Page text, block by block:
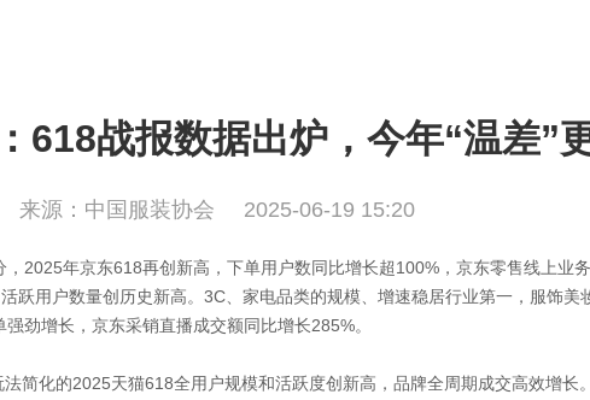
618战报数据出炉，今年“温差”
来源：中国服装协会 2025-06-19 15:20
2025年京东618再创新高，下单用户数同比增长超100%，京东零售线上业
跃用户数量创历史新高。3C、家电品类的规模、增速稳居行业第一，服饰
劲增长，京东采销直播成交额同比增长285%。
简化的2025天猫618全用户规模和活跃度创新高，品牌全周期成交高效增长